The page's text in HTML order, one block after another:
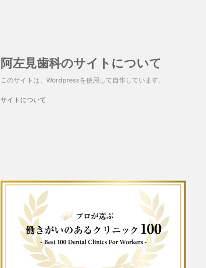
阿左見歯科のサイトについて
このサイトは、Wordpressを使用して自作しています。
サイトについて